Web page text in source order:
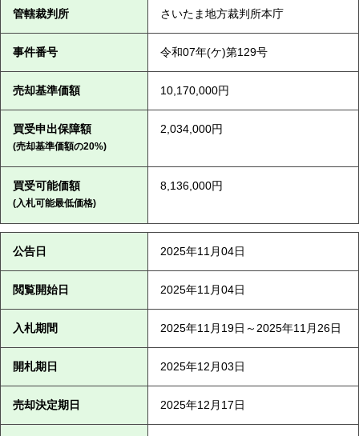
管轄裁判所 さいたま地方裁判所本庁
事件番号 令和07年(ケ)第129号
売却基準価額 10,170,000円
買受申出保障額
(売却基準価額の20%)
2,034,000円
買受可能価額
(入札可能最低価格)
8,136,000円
公告日 2025年11月04日
閲覧開始日 2025年11月04日
入札期間 2025年11月19日～2025年11月26日
開札期日 2025年12月03日
売却決定期日 2025年12月17日